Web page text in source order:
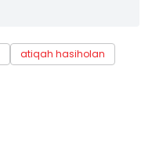
atiqah hasiholan